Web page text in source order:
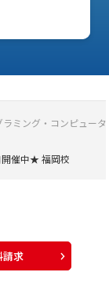
ミング・コンピュー
開催中★ 福岡校
請求